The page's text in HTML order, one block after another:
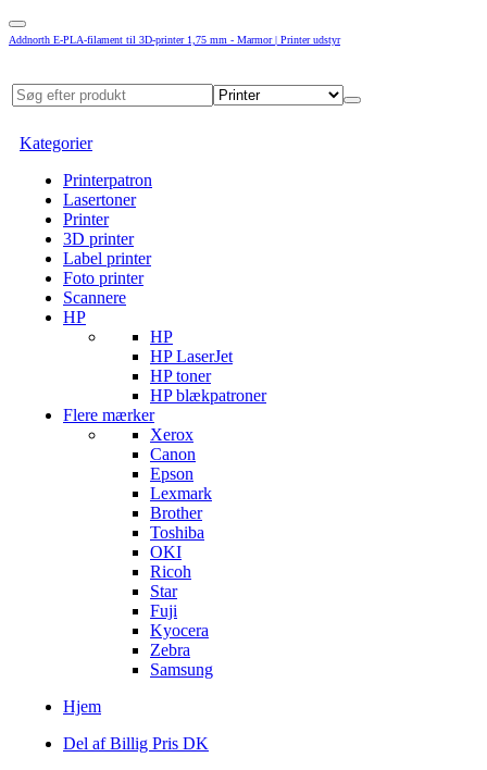
Addnorth E-PLA-filament til 3D-printer 1,75 mm - Marmor | Printer udstyr
Kategorier
Printerpatron
Lasertoner
Printer
3D printer
Label printer
Foto printer
Scannere
HP
HP
HP LaserJet
HP toner
HP blækpatroner
Flere mærker
Xerox
Canon
Epson
Lexmark
Brother
Toshiba
OKI
Ricoh
Star
Fuji
Kyocera
Zebra
Samsung
Hjem
Del af Billig Pris DK